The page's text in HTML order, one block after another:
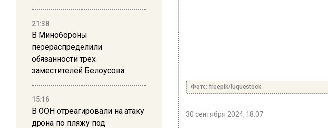
21:38
В Минобороны
перераспределили
обязанности трех
заместителей Белоусова
15:16
В ООН отреагировали на атаку
дрона по пляжу под
Фото: freepik/luquestock
30 сентября 2024, 18:07